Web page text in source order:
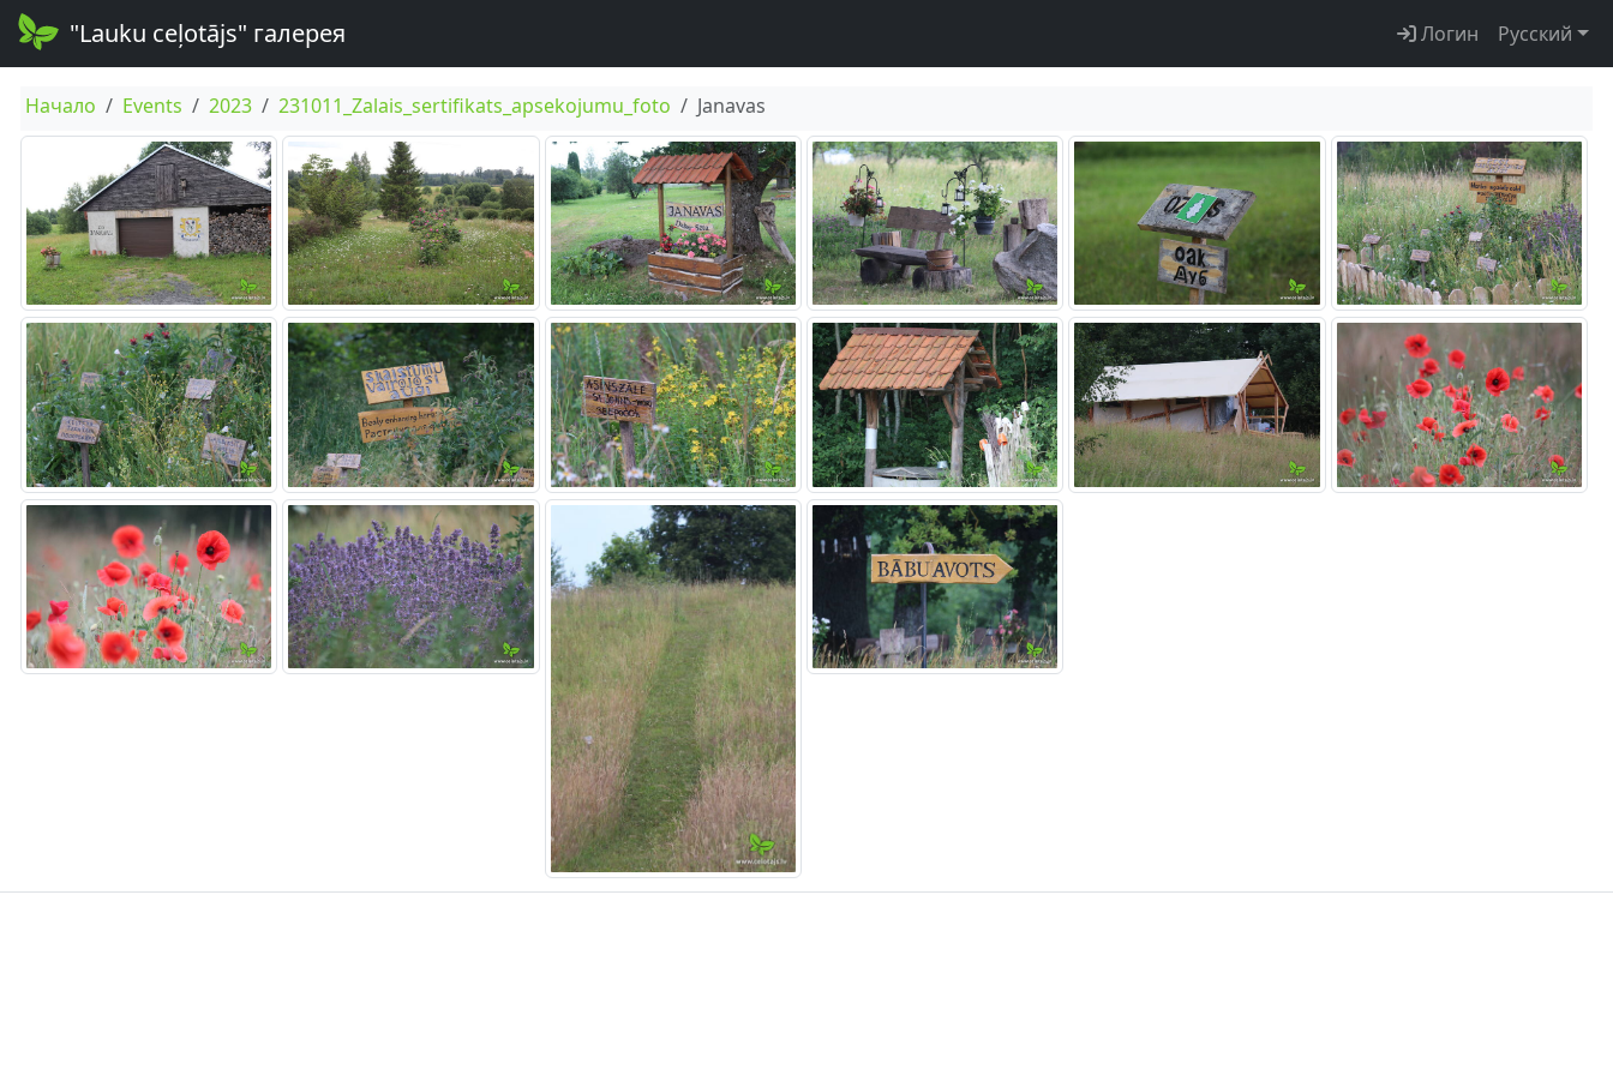
"Lauku ceļotājs" галерея Логин Русский
Начало Events 2023 231011_Zalais_sertifikats_apsekojumu_foto Janavas